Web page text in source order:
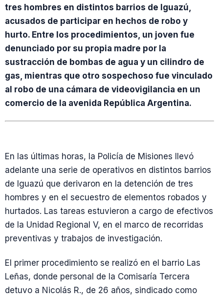
tres hombres en distintos barrios de Iguazú,
acusados de participar en hechos de robo y
hurto. Entre los procedimientos, un joven fue
denunciado por su propia madre por la
sustracción de bombas de agua y un cilindro de
gas, mientras que otro sospechoso fue vinculado
al robo de una cámara de videovigilancia en un
comercio de la avenida República Argentina.
En las últimas horas, la Policía de Misiones llevó
adelante una serie de operativos en distintos barrios
de Iguazú que derivaron en la detención de tres
hombres y en el secuestro de elementos robados y
hurtados. Las tareas estuvieron a cargo de efectivos
de la Unidad Regional V, en el marco de recorridas
preventivas y trabajos de investigación.
El primer procedimiento se realizó en el barrio Las
Leñas, donde personal de la Comisaría Tercera
detuvo a Nicolás R., de 26 años, sindicado como